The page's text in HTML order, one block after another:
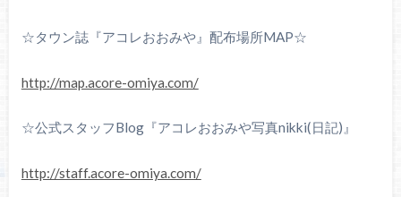
☆タウン誌『アコレおおみや』配布場所MAP☆
http://map.acore-omiya.com/
☆公式スタッフBlog『アコレおおみや写真nikki(日記)』
http://staff.acore-omiya.com/